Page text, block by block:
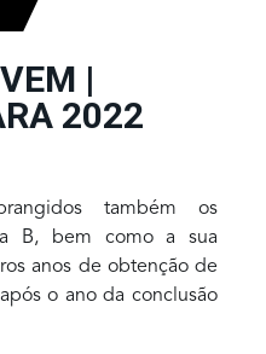
|
2022
também os
B, bem como a sua
anos de obtenção de
o ano da conclusão